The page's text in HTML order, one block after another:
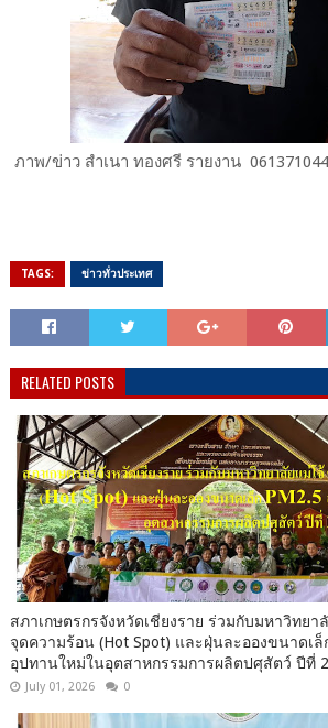
ภาพ/ข่าว สำเนา ทองศรี รายงาน
TAGS: ข่าวทั่วประเทศ
RELATED POSTS
สภาเกษตรกรจังหวัดเชียงราย ร่วมกับมหาวิทย
จุดความร้อน (Hot Spot) และฝุ่นละอองขนาดเล็
อุปทานใหม่ในอุตสาหกรรมการผลิตปศุสัตว์ ปีที่
July 01, 2026 0